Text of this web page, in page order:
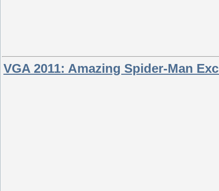
VGA 2011: Amazing Spider-Man